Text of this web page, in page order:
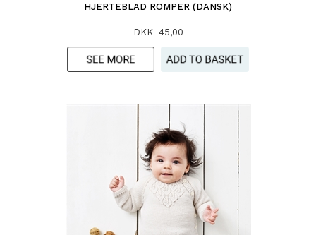
HJERTEBLAD ROMPER (DANSK)
DKK 45,00